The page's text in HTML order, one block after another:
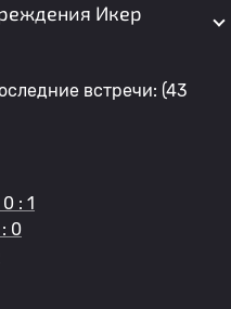
Икер
встречи: (43
: 1
0